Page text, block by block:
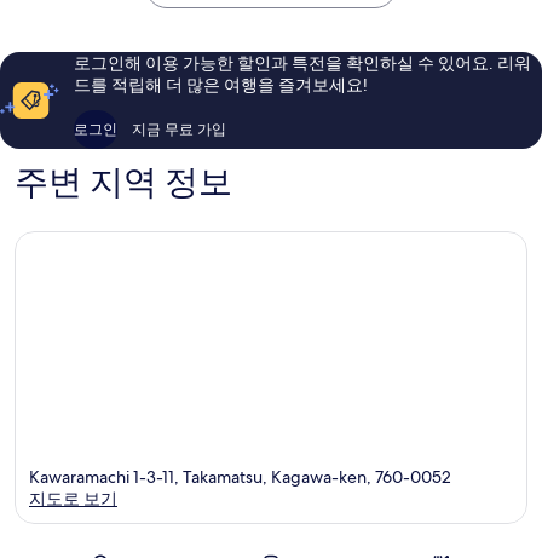
초
아
이
용
12
핫
스
해
요,
로그인해 이용 가능한 할인과 특전을 확인하실 수 있어요. 리워
드를 적립해 더 많은 여행을 즐겨보세요!
로그인 지금 무료 가입
주변 지역 정보
Kawaramachi 1-3-11, Takamatsu, Kagawa-ken, 760-0052
지도로 보기